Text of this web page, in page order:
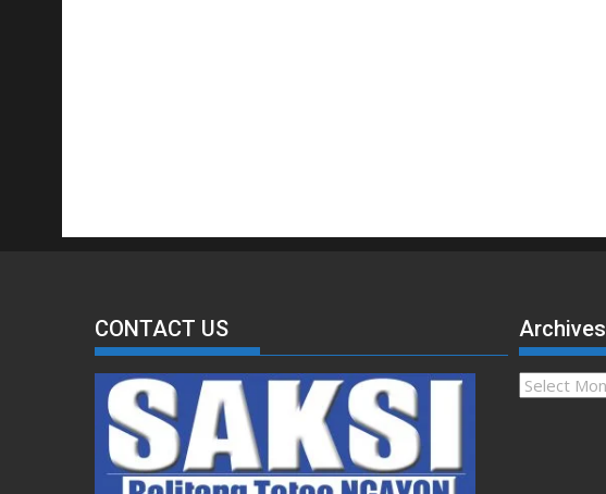
CONTACT US Archives
Archives